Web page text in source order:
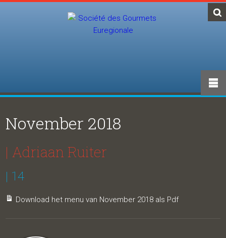
November 2018
| Adriaan Ruiter
| 14
Download het menu van November 2018 als Pdf